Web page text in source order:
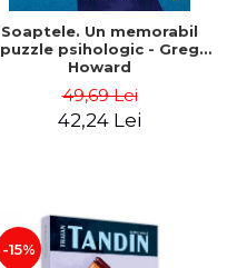
Soaptele. Un memorabil
puzzle psihologic - Greg
Howard
49,69 Lei
42,24 Lei
-15%